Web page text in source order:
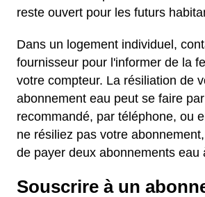
reste ouvert pour les futurs
Dans un logement individuel,
fournisseur pour l'informer de la
votre compteur. La résiliation de
abonnement eau peut se faire
recommandé, par téléphone, ou
ne résiliez pas votre
de payer deux abonnements eau
Souscrire à un